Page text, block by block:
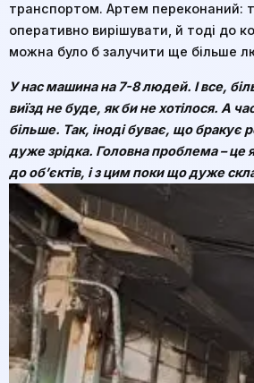
транспортом. Артем переконаний:
оперативно вирішувати, й тоді до
можна було б залучити ще більше
У нас машина на 7-8 людей. І все,
виїзд не буде, як би не хотілося. А
більше. Так, іноді буває, що бракує
дуже зрідка. Головна проблема – це
до об’єктів, і з цим поки що дуже